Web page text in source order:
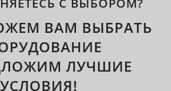
С ВЫБОРОМ?
ВАМ ВЫБРАТЬ
ЛУЧШИЕ
УСЛОВИЯ!